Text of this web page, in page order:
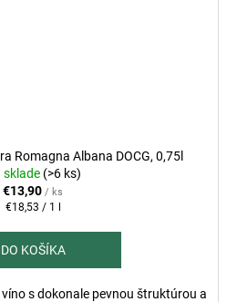
Romagna Albana DOCG, 0,75l
sklade (>6 ks)
€13,90 / ks
Jednotková
€18,53 / 1 l
DO KOŠÍKA
s dokonale pevnou štruktúrou a